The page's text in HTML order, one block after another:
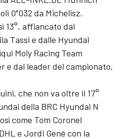
0"032 da Michelisz.
13°, affiancato dal
Tassi e dalle Hyundai
Moly Racing Team
e dal leader del campionato,
che non va oltre il 17°
della BRC Hyundai N
come Tom Coronel
e Jordi Gené con la